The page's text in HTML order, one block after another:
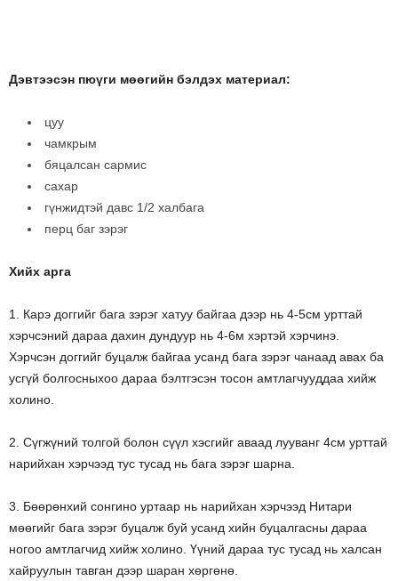
Дэвтээсэн пюүги мөөгийн бэлдэх материал:
цуу
чамкрым
бяцалсан сармис
сахар
гүнжидтэй давс 1/2 халбага
перц баг зэрэг
Хийх арга
1. Карэ доггийг бага зэрэг хатуу байгаа дээр нь 4-5см урттай
хэрчсэний дараа дахин дундуур нь 4-6м хэртэй хэрчинэ.
Хэрчсэн доггийг буцалж байгаа усанд бага зэрэг чанаад авах ба
усгүй болгосныхоо дараа бэлтгэсэн тосон амтлагчууддаа хийж
холино.
2. Сүгжүний толгой болон сүүл хэсгийг аваад лууванг 4см урттай
нарийхан хэрчээд тус тусад нь бага зэрэг шарна.
3. Бөөрөнхий сонгино уртаар нь нарийхан хэрчээд Нитари
мөөгийг бага зэрэг буцалж буй усанд хийн буцалгасны дараа
ногоо амтлагчид хийж холино. Үүний дараа тус тусад нь халсан
хайруулын тавган дээр шаран хөргөнө.